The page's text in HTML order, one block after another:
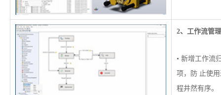
2、工作流管
• 新增工作流
项，防 止使
程井然有序。